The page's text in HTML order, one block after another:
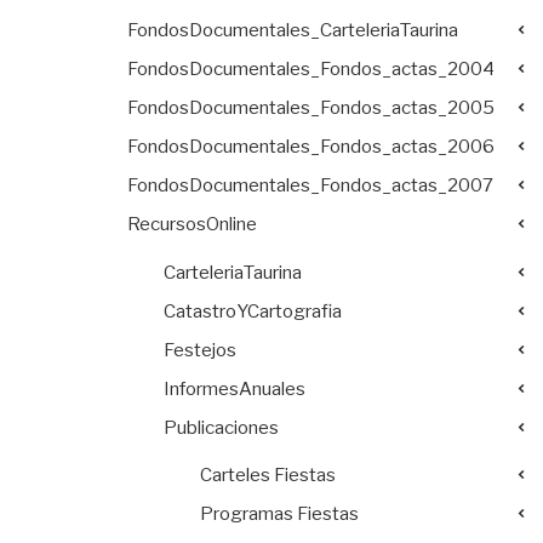
FondosDocumentales_CarteleriaTaurina
FondosDocumentales_Fondos_actas_2004
FondosDocumentales_Fondos_actas_2005
FondosDocumentales_Fondos_actas_2006
FondosDocumentales_Fondos_actas_2007
RecursosOnline
CarteleriaTaurina
CatastroYCartografia
Festejos
InformesAnuales
Publicaciones
Carteles Fiestas
Programas Fiestas